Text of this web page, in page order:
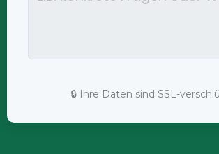
🔒 Ihre Daten sind SSL-